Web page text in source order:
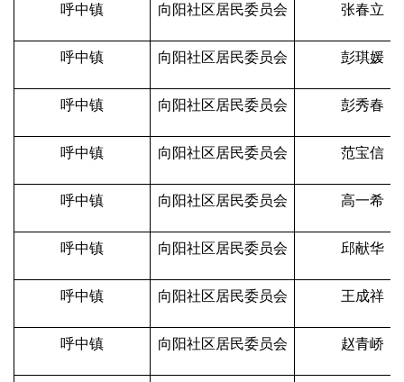
呼中镇 向阳社区居民委员会 张春立
呼中镇 向阳社区居民委员会 彭琪媛
呼中镇 向阳社区居民委员会 彭秀春
呼中镇 向阳社区居民委员会 范宝信
呼中镇 向阳社区居民委员会 高一希
呼中镇 向阳社区居民委员会 邱献华
呼中镇 向阳社区居民委员会 王成祥
呼中镇 向阳社区居民委员会 赵青峤